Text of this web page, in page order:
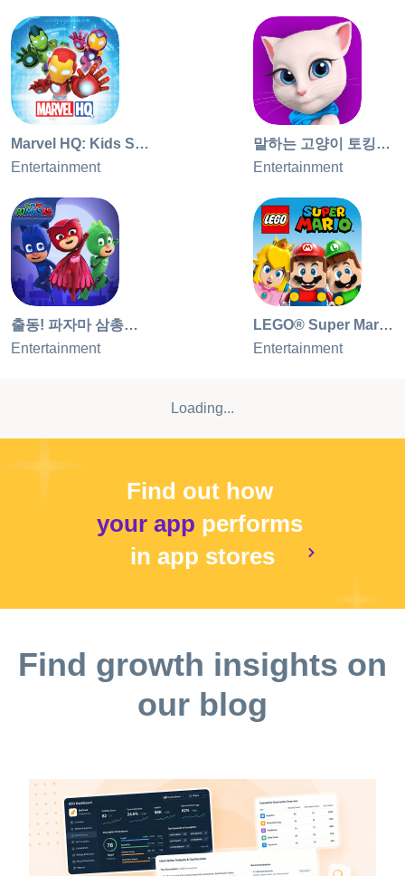
허용하지 않습니다. 앱은 페어렌탈 게이트(parental gate)로
만 액세스 가능한 소셜 미디어 링크가 포함될 수도 있습니다.
이용 약관 / 최종사용자 라이선스 동의서 본 애플리케이션에
는 다음 링크를 통해 확인할 수 있는 최종사용자 라이선스 동
의서가 적용됩니다. https://budgestudios.com/en/legal-
embed/eula/ BUDGE STUDIOS 소개 Budge StudiosTM는
혁신과 창의력 그리고 재미를 통해 전세계의 어린이에게 즐
니다. 당사의 품질 높은 앱 포트폴리오는 Barbie, Thomas &
Friends, Strawberry Shortcake, Caillou, The Smurfs, Miss
Hollywood, Hello Kitty 및 Crayola와 같은 고유의 자산과 브
랜드 사용권을 가진 자산으로 이루어져 있습니
다. Budge Studios는 안전 및 연령 적절성에 대한 최고의 기
준을 유지하고 있으며 스마트폰과 태블릿을 위한 어린이용
앱 분야에서 선두주자가 되었습니다. 웹사이트:
www.budgestudios.com 페이스북 좋아요:
있나요? 항상 여러분의 질문이나 제안, 의견을 기다리고 있
어요. 언제든지 support@budgestudios.ca로 연락해주세요.
TRANSFORMERS와 모든 관련 캐릭터는 Hasbro의 등록상
표이며 허가를 받고 사용할 수 있습니다. © 2017 Hasbro. 모
든 판권 소유. Transformers Rescue Bots: 디재스터 대쉬 ©
2017 Budge Studios Inc. 모든 판권 소유. BUDGE와
BUDGE STUDIOS는 Budge Studios Inc.의 등록상표입니다.
Marvel HQ: Kids Super Hero Fun
Entertainment
말하는 고양이 토킹안젤라 (아이패드용)
Entertainment
출동! 파자마 삼총사: 달빛 아래 영웅들
Entertainment
LEGO® Super Mario™
Entertainment
Loading...
Find out how
your app performs
in app stores
Find growth insights on
our blog